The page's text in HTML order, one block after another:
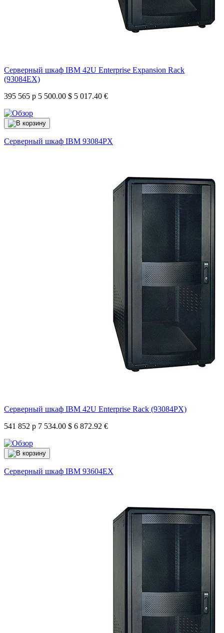
Серверный шкаф IBM 42U Enterprise Expansion Rack
(93084EX)
395 565 р 5 500.00 $ 5 017.40 €
Серверный шкаф IBM 93084PX
Серверный шкаф IBM 42U Enterprise Rack (93084PX)
541 852 р 7 534.00 $ 6 872.92 €
Серверный шкаф IBM 93604EX